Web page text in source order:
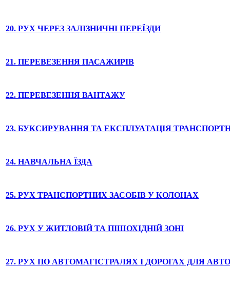
20. РУХ ЧЕРЕЗ ЗАЛІЗНИЧНІ ПЕРЕЇЗДИ
21. ПЕРЕВЕЗЕННЯ ПАСАЖИРІВ
22. ПЕРЕВЕЗЕННЯ ВАНТАЖУ
23. БУКСИРУВАННЯ ТА ЕКСПЛУАТАЦІЯ
24. НАВЧАЛЬНА ЇЗДА
25. РУХ ТРАНСПОРТНИХ ЗАСОБІВ У КОЛОНАХ
26. РУХ У ЖИТЛОВІЙ ТА ПІШОХІДНІЙ ЗОНІ
27. РУХ ПО АВТОМАГІСТРАЛЯХ І ДОРОГАХ ДЛЯ